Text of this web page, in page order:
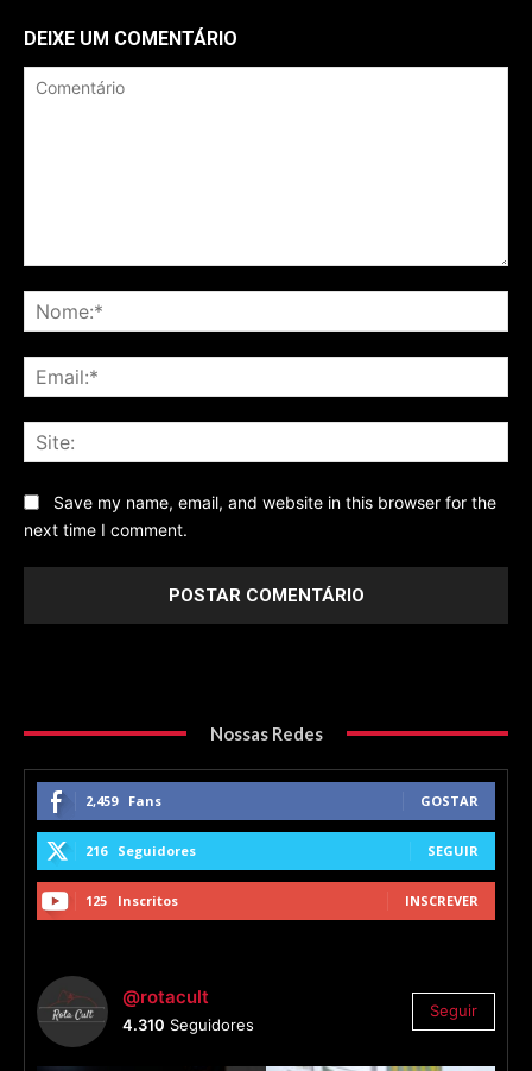
DEIXE UM COMENTÁRIO
Save my name, email, and website in this browser for the
next time I comment.
Nossas Redes
2,459 Fans GOSTAR
216 Seguidores SEGUIR
125 Inscritos INSCREVER
@rotacult
4.310 Seguidores
Seguir